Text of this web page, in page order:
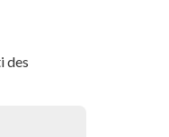
des